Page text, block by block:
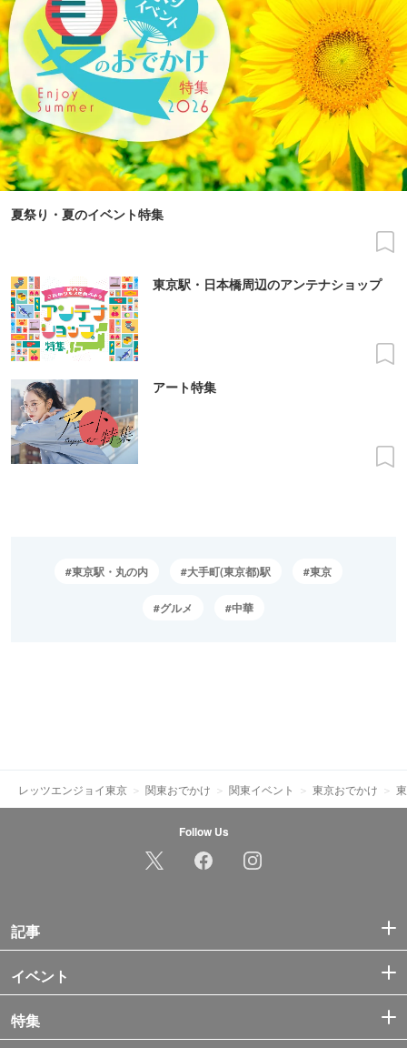
夏祭り・夏のイベント特集
東京駅・日本橋周辺のアンテナショップ
アート特集
東京駅・丸の内 大手町(東京都)駅 東京
グルメ 中華
レッツエンジョイ東京 関東おでかけ 関東イベント 東京おでかけ
Follow Us
記事
イベント
特集